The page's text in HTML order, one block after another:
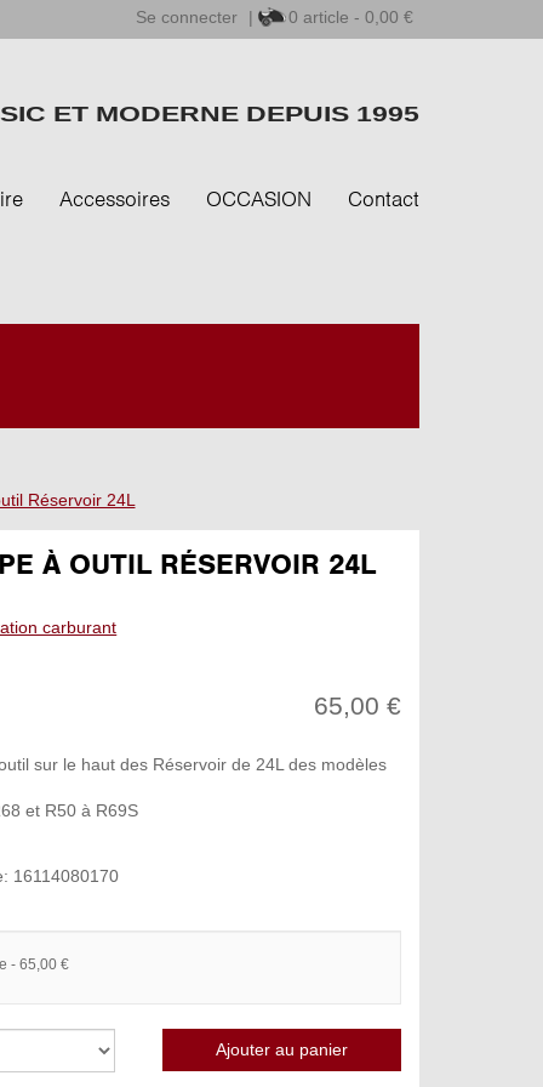
Se connecter | 0 article - 0,00 €
ET MODERNE DEPUIS 1995
Accessoires OCCASION Contact
Réservoir 24L
À OUTIL RÉSERVOIR 24L
carburant
65,00 €
sur le haut des Réservoir de 24L des modèles
et R50 à R69S
16114080170
- 65,00 €